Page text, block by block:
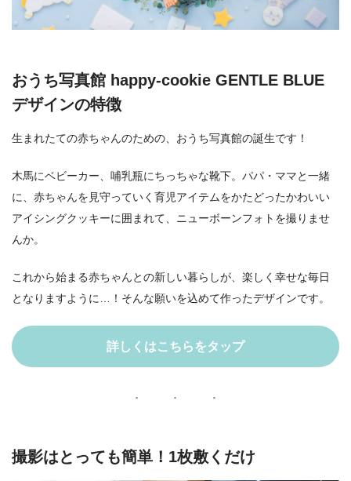
おうち写真館 happy-cookie GENTLE BLUE
デザインの特徴
生まれたての赤ちゃんのための、おうち写真館の誕生です！
木馬にベビーカー、哺乳瓶にちっちゃな靴下。パパ・ママと一緒
に、赤ちゃんを見守っていく育児アイテムをかたどったかわいい
アイシングクッキーに囲まれて、ニューボーンフォトを撮りませ
んか。
これから始まる赤ちゃんとの新しい暮らしが、楽しく幸せな毎日
となりますように…！そんな願いを込めて作ったデザインです。
詳しくはこちらをタップ
撮影はとっても簡単！1枚敷くだけ